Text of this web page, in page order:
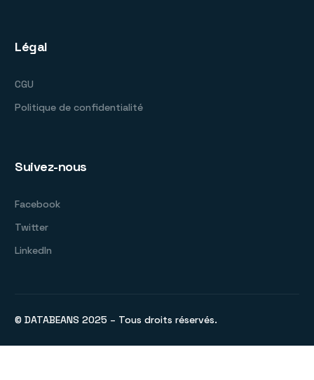
Légal
CGU
Politique de confidentialité
Suivez-nous
Facebook
Twitter
LinkedIn
© DATABEANS 2025 – Tous droits réservés.